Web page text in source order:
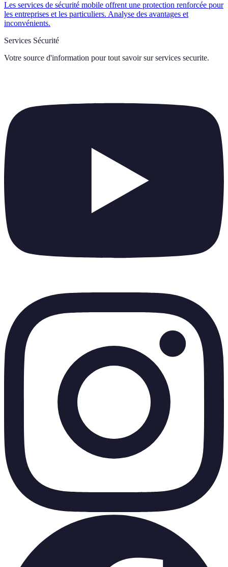
Les services de sécurité mobile offrent une protection renforcée pour
les entreprises et les particuliers. Analyse des avantages et
inconvénients.
Services Sécurité
Votre source d'information pour tout savoir sur services securite.